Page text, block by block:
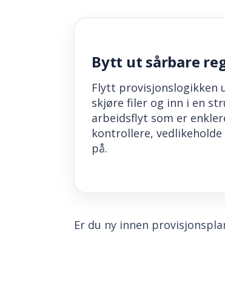
Bytt ut sårbare
Flytt provisjonslogikken
skjøre filer og inn i en
arbeidsflyt som er
kontrollere,
på.
Er du ny innen